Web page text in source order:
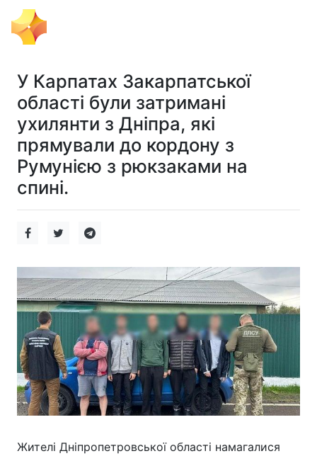
У Карпатах Закарпатської
області були затримані
ухилянти з Дніпра, які
прямували до кордону з
Румунією з рюкзаками на
спині.
Жителі Дніпропетровської області намагалися